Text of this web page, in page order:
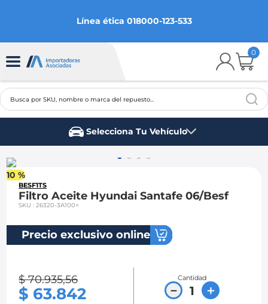
Línea ética 018000-123-533
0
Busca por SKU, nombre o marca del repuesto...
Selecciona Tu Vehículo
10 %
BESF1TS
Filtro Aceite Hyundai Santafe 06/Besf
SKU:26320-3A100=
Precio exclusivo online
$ 70.935,56
$ 63.842
Cantidad
＋
－
2
3.
spark gt
ford fiesta
5.
optra
6.
mazda 3
chevrolet spark gt